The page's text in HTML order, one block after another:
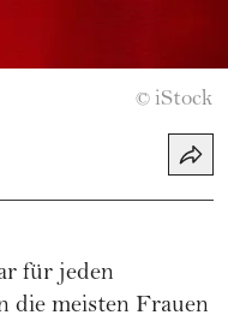
© iStock
für jeden
die meisten Frauen